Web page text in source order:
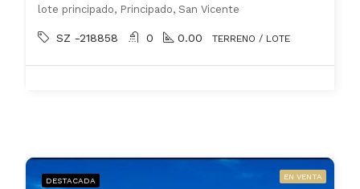
lote principado, Principado, San Vicente
SZ -218858 0 0.00 TERRENO / LOTE
DESTACADA EN VENTA